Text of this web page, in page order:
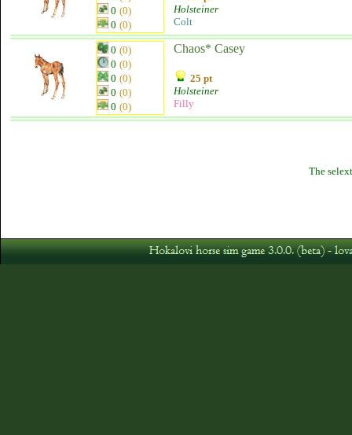
0 (0)
0 (0)
Holsteiner
Colt
0 (0)
0 (0)
0 (0)
0 (0)
0 (0)
Chaos* Casey
25 pt
Holsteiner
Filly
The